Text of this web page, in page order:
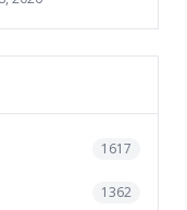
1617
1362